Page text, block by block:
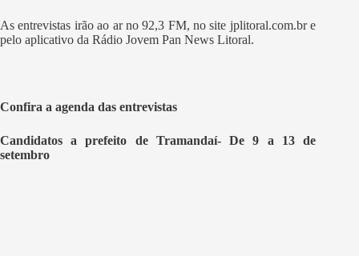
As entrevistas irão ao ar no 92,3 FM, no site jplitoral.com.br e
pelo aplicativo da Rádio Jovem Pan News Litoral.
Confira a agenda das entrevistas
Candidatos a prefeito de Tramandaí- De 9 a 13 de
setembro